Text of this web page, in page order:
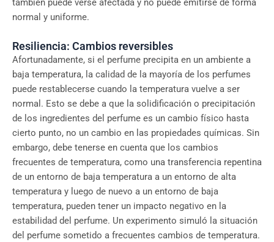
también puede verse afectada y no puede emitirse de forma
normal y uniforme.
Resiliencia: Cambios reversibles
Afortunadamente, si el perfume precipita en un ambiente a
baja temperatura, la calidad de la mayoría de los perfumes
puede restablecerse cuando la temperatura vuelve a ser
normal. Esto se debe a que la solidificación o precipitación
de los ingredientes del perfume es un cambio físico hasta
cierto punto, no un cambio en las propiedades químicas. Sin
embargo, debe tenerse en cuenta que los cambios
frecuentes de temperatura, como una transferencia repentina
de un entorno de baja temperatura a un entorno de alta
temperatura y luego de nuevo a un entorno de baja
temperatura, pueden tener un impacto negativo en la
estabilidad del perfume. Un experimento simuló la situación
del perfume sometido a frecuentes cambios de temperatura.